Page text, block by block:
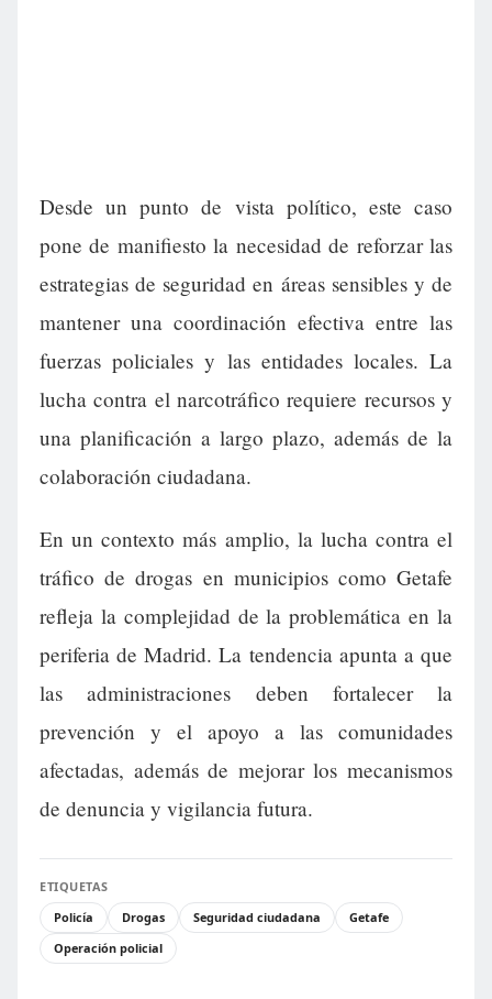
Desde un punto de vista político, este caso
pone de manifiesto la necesidad de reforzar las
estrategias de seguridad en áreas sensibles y de
mantener una coordinación efectiva entre las
fuerzas policiales y las entidades locales. La
lucha contra el narcotráfico requiere recursos y
una planificación a largo plazo, además de la
colaboración ciudadana.
En un contexto más amplio, la lucha contra el
tráfico de drogas en municipios como Getafe
refleja la complejidad de la problemática en la
periferia de Madrid. La tendencia apunta a que
las administraciones deben fortalecer la
prevención y el apoyo a las comunidades
afectadas, además de mejorar los mecanismos
de denuncia y vigilancia futura.
ETIQUETAS
Policía
Drogas Seguridad ciudadana
Getafe
Operación policial